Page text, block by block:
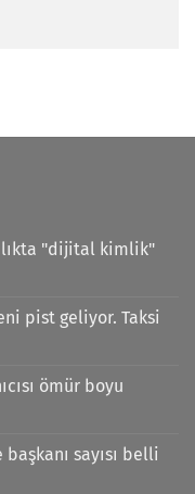
"dijital kimlik"
pist geliyor. Taksi
ömür boyu
sayısı belli